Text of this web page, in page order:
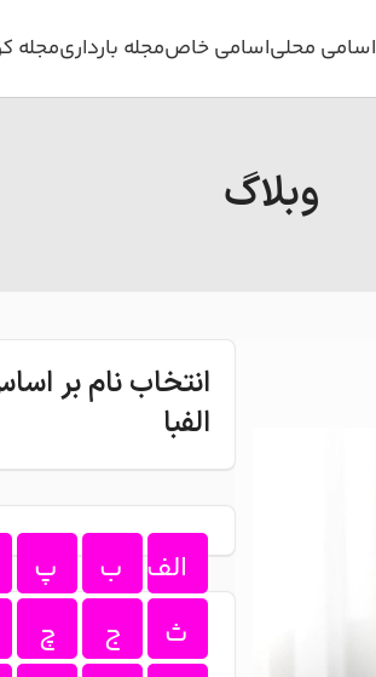
اسامی محلیاسامی خاصمجله بارداریمجله
وبلاگ
انتخاب نام بر
الفبا
الف ب
پ
ث
ج
چ